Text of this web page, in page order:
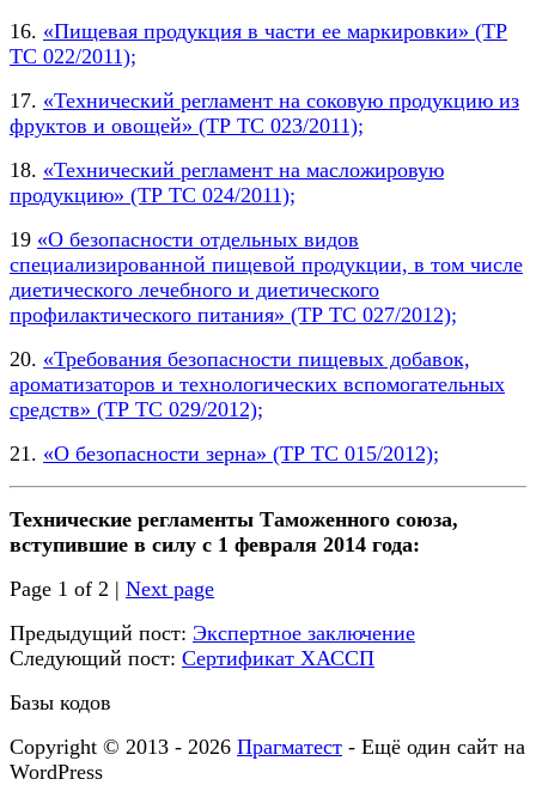
16. «Пищевая продукция в части ее маркировки» (ТР
ТС 022/2011);
17. «Технический регламент на соковую продукцию из
фруктов и овощей» (ТР ТС 023/2011);
18. «Технический регламент на масложировую
продукцию» (ТР ТС 024/2011);
19 «О безопасности отдельных видов
специализированной пищевой продукции, в том числе
диетического лечебного и диетического
профилактического питания» (ТР ТС 027/2012);
20. «Требования безопасности пищевых добавок,
ароматизаторов и технологических вспомогательных
средств» (ТР ТС 029/2012);
21. «О безопасности зерна» (ТР ТС 015/2012);
Технические регламенты Таможенного союза,
вступившие в силу с 1 февраля 2014 года:
Page 1 of 2 | Next page
Предыдущий пост: Экспертное заключение
Следующий пост: Сертификат ХАССП
Базы кодов
Copyright © 2013 - 2026 Прагматест - Ещё один сайт на
WordPress